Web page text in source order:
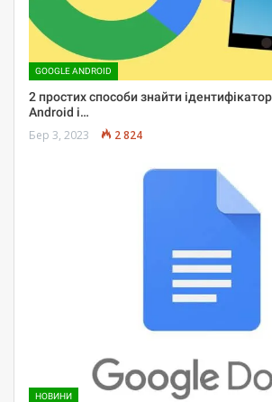
GOOGLE ANDROID
2 простих способи знайти
Android і…
Бер 3, 2023 2 824
НОВИНИ